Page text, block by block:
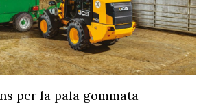
per la pala gommata